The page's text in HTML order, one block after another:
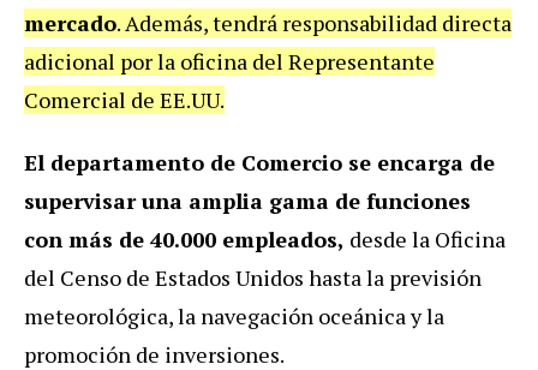
mercado. Además, tendrá responsabilidad directa
adicional por la oficina del Representante
Comercial de EE.UU.
El departamento de Comercio se encarga de
supervisar una amplia gama de funciones
con más de 40.000 empleados, desde la Oficina
del Censo de Estados Unidos hasta la previsión
meteorológica, la navegación oceánica y la
promoción de inversiones.